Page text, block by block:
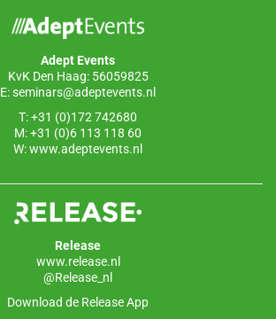
p
p
Adept Events
KvK Den Haag: 56059825
E:seminars@adeptevents.nl
T: +31 (0)172 742680
M: +31 (0)6 113 118 60
W:www.adeptevents.nl
Release
www.release.nl
@Release_nl
Download de Release App